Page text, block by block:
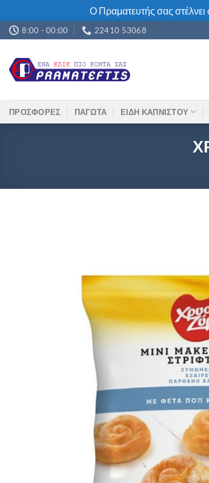
Ο Πραματευτής σας
Μετάβαση
στο
περιεχόμενο
8:00 - 00:00 22410 53068
ΠΡΟΣΦΟΡΕΣ ΠΑΓΩΤΑ ΕΙΔΗ ΚΑΠΝΙΣΤΟΥ